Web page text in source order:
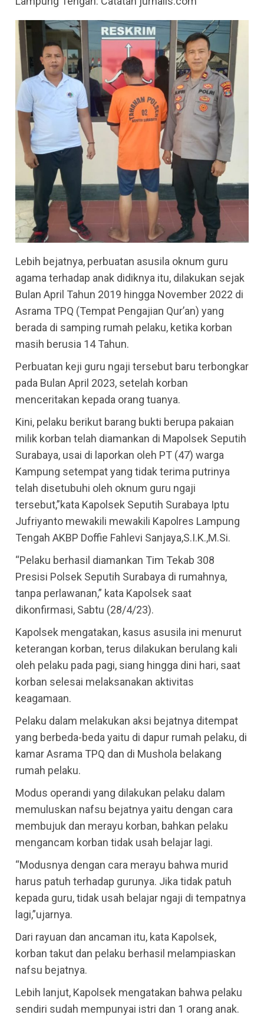
Lebih bejatnya, perbuatan asusila oknum guru
agama terhadap anak didiknya itu, dilakukan sejak
Bulan April Tahun 2019 hingga November 2022 di
Asrama TPQ (Tempat Pengajian Qur’an) yang
berada di samping rumah pelaku, ketika korban
masih berusia 14 Tahun.
Perbuatan keji guru ngaji tersebut baru terbongkar
pada Bulan April 2023, setelah korban
menceritakan kepada orang tuanya.
Kini, pelaku berikut barang bukti berupa pakaian
milik korban telah diamankan di Mapolsek Seputih
Surabaya, usai di laporkan oleh PT (47) warga
Kampung setempat yang tidak terima putrinya
telah disetubuhi oleh oknum guru ngaji
tersebut,”kata Kapolsek Seputih Surabaya Iptu
Jufriyanto mewakili mewakili Kapolres Lampung
Tengah AKBP Doffie Fahlevi Sanjaya,S.I.K.,M.Si.
“Pelaku berhasil diamankan Tim Tekab 308
Presisi Polsek Seputih Surabaya di rumahnya,
tanpa perlawanan,” kata Kapolsek saat
dikonfirmasi, Sabtu (28/4/23).
Kapolsek mengatakan, kasus asusila ini menurut
keterangan korban, terus dilakukan berulang kali
oleh pelaku pada pagi, siang hingga dini hari, saat
korban selesai melaksanakan aktivitas
keagamaan.
Pelaku dalam melakukan aksi bejatnya ditempat
yang berbeda-beda yaitu di dapur rumah pelaku, di
kamar Asrama TPQ dan di Mushola belakang
rumah pelaku.
Modus operandi yang dilakukan pelaku dalam
memuluskan nafsu bejatnya yaitu dengan cara
membujuk dan merayu korban, bahkan pelaku
mengancam korban tidak usah belajar lagi.
“Modusnya dengan cara merayu bahwa murid
harus patuh terhadap gurunya. Jika tidak patuh
kepada guru, tidak usah belajar ngaji di tempatnya
lagi,”ujarnya.
Dari rayuan dan ancaman itu, kata Kapolsek,
korban takut dan pelaku berhasil melampiaskan
nafsu bejatnya.
Lebih lanjut, Kapolsek mengatakan bahwa pelaku
sendiri sudah mempunyai istri dan 1 orang anak.